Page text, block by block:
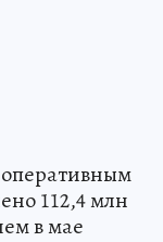
112,4 млн
в мае